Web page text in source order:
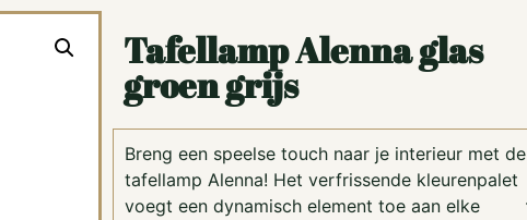
Tafellamp Alenna glas
groen grijs
Breng een speelse touch naar je interieur met de
tafellamp Alenna! Het verfrissende kleurenpalet
voegt een dynamisch element toe aan elke